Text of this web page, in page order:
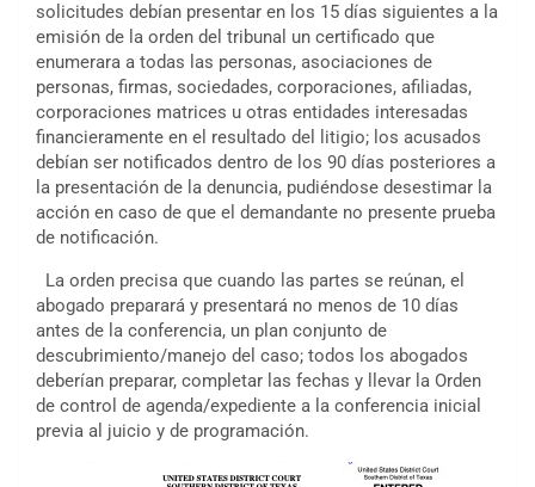
solicitudes debían presentar en los 15 días siguientes a la
emisión de la orden del tribunal un certificado que
enumerara a todas las personas, asociaciones de
personas, firmas, sociedades, corporaciones, afiliadas,
corporaciones matrices u otras entidades interesadas
financieramente en el resultado del litigio; los acusados
debían ser notificados dentro de los 90 días posteriores a
la presentación de la denuncia, pudiéndose desestimar la
acción en caso de que el demandante no presente prueba
de notificación.
La orden precisa que cuando las partes se reúnan, el
abogado preparará y presentará no menos de 10 días
antes de la conferencia, un plan conjunto de
descubrimiento/manejo del caso; todos los abogados
deberían preparar, completar las fechas y llevar la Orden
de control de agenda/expediente a la conferencia inicial
previa al juicio y de programación.